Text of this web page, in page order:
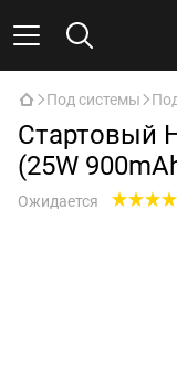
Под системы
Стартовый
(25W
Ожидается